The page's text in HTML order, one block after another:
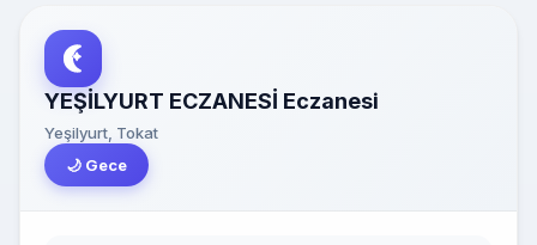
YEŞİLYURT ECZANESİ Eczanesi
Yeşilyurt, Tokat
🌙 Gece